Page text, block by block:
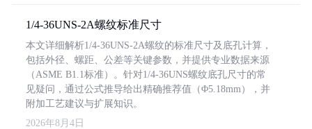
1/4-36UNS-2A螺纹标准尺寸
本文详细解析1/4-36UNS-2A螺纹的标准尺寸及底孔计算，
包括外径、螺距、公差等关键参数，并提供专业数据来源
（ASME B1.1标准）。针对1/4-36UNS螺纹底孔尺寸的常
见疑问，通过公式推导给出精确推荐值（Φ5.18mm），并
附加工艺建议与扩展知识。
2026年8月4日